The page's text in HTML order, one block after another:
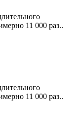
11 000 раз..
11 000 раз..